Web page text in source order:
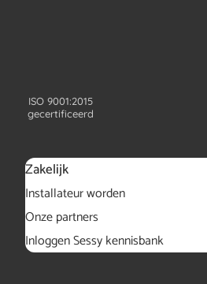
ISO 9001:2015
gecertificeerd
Zakelijk
Installateur worden
Onze partners
Inloggen Sessy kennisbank